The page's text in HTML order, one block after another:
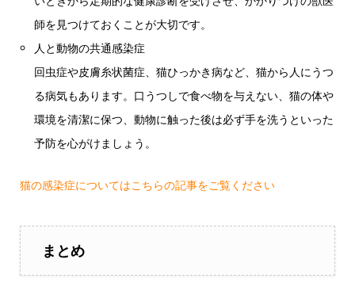
師を見つけておくことが大切です。
人と動物の共通感染症
回虫症や皮膚糸状菌症、猫ひっかき病など、猫から人にうつ
る病気もあります。口うつしで食べ物を与えない、猫の体や
環境を清潔に保つ、動物に触った後は必ず手を洗うといった
予防を心がけましょう。
猫の感染症についてはこちらの記事をご覧ください
まとめ